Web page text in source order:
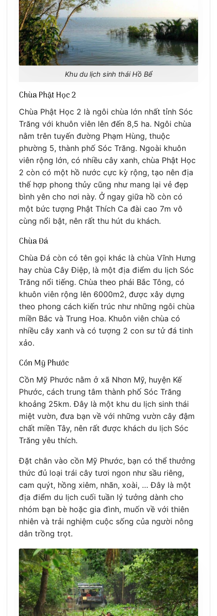
Khu du lịch sinh thái Hồ Bể
Chùa Phật Học 2
Chùa Phật Học 2 là ngôi chùa lớn nhất tỉnh Sóc
Trăng với khuôn viên lên đến 8,5 ha. Ngôi chùa
nằm trên tuyến đường Phạm Hùng, thuộc
phường 5, thành phố Sóc Trăng. Ngoài khuôn
viên rộng lớn, có nhiều cây xanh, chùa Phật Học
2 còn có một hồ nước cực kỳ rộng, tạo nên địa
thế hợp phong thủy cũng như mang lại vẻ đẹp
bình yên cho nơi này. Ở ngay giữa hồ còn có
một bức tượng Phật Thích Ca đài cao 7m vô
cùng nổi bật, nên rất thu hút du khách.
Chùa Đá
Chùa Đá còn có tên gọi khác là chùa Vĩnh Hưng
hay chùa Cây Điệp, là một địa điểm du lịch Sóc
Trăng nổi tiếng. Chùa theo phái Bắc Tông, có
khuôn viên rộng lên 6000m2, được xây dựng
theo phong cách kiến trúc như những ngôi chùa
miền Bắc và Trung Hoa. Khuôn viên chùa có
nhiều cây xanh và có tượng 2 con sư tử đá tinh
xảo.
Cồn Mỹ Phước
Cồn Mỹ Phước nằm ở xã Nhơn Mỹ, huyện Kế
Phước, cách trung tâm thành phố Sóc Trăng
khoảng 25km. Đây là một khu du lịch sinh thái
miệt vườn, đưa bạn về với những vườn cây đậm
chất miền Tây, nên rất được khách du lịch Sóc
Trăng yêu thích.
Đặt chân vào cồn Mỹ Phước, bạn có thể thưởng
thức đủ loại trái cây tươi ngon như sầu riêng,
cam quýt, hồng xiêm, nhãn, xoài, … Đây là một
địa điểm du lịch cuối tuần lý tưởng dành cho
nhóm bạn bè hoặc gia đình, muốn về với thiên
nhiên và trải nghiệm cuộc sống của người nông
dân trồng trọt.